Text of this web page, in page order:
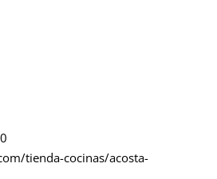
tienda-cocinas/acosta-